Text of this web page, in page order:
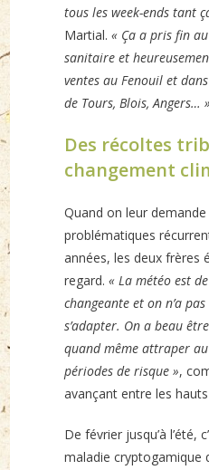
tous les week-ends tant
Martial.« Ça a pris fin
sanitaire et
ventes au Fenouil et
de Tours, Blois, Angers… »
Des récoltes
changement
Quand on leur
problématiques
années, les deux frères
regard.« La météo est
changeante et on n’a
s’adapter. On a beau
quand même attraper
périodes de risque »,
avançant entre les
De février jusqu’à l’été,
maladie cryptogamique